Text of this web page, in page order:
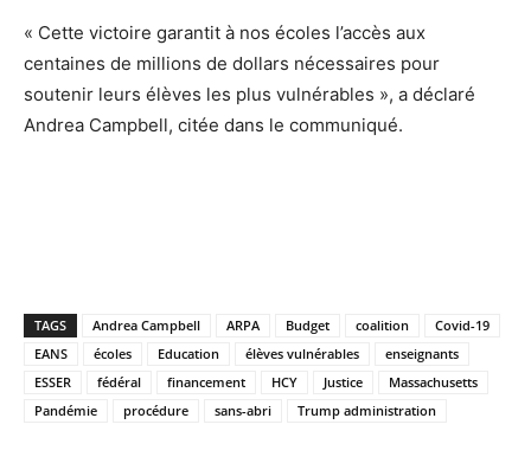
« Cette victoire garantit à nos écoles l’accès aux
centaines de millions de dollars nécessaires pour
soutenir leurs élèves les plus vulnérables », a déclaré
Andrea Campbell, citée dans le communiqué.
TAGS Andrea Campbell ARPA Budget coalition
Covid-19
EANS
écoles Education élèves vulnérables
enseignants
ESSER
fédéral financement HCY Justice
Massachusetts
Pandémie
procédure sans-abri Trump administration